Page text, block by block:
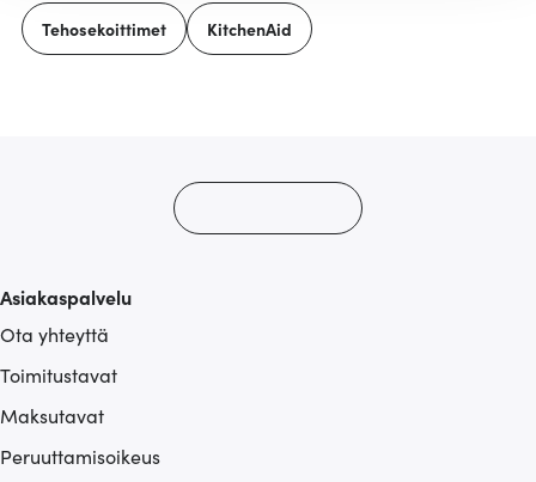
tukemiseen ja kävijämäärämme analysoimiseen. Lisäksi
jaamme sosiaalisen median, mainosalan ja analytiikka-
Tehosekoittimet KitchenAid
Asiakaspalvelu
Ota yhteyttä
Toimitustavat
Maksutavat
Peruuttamisoikeus